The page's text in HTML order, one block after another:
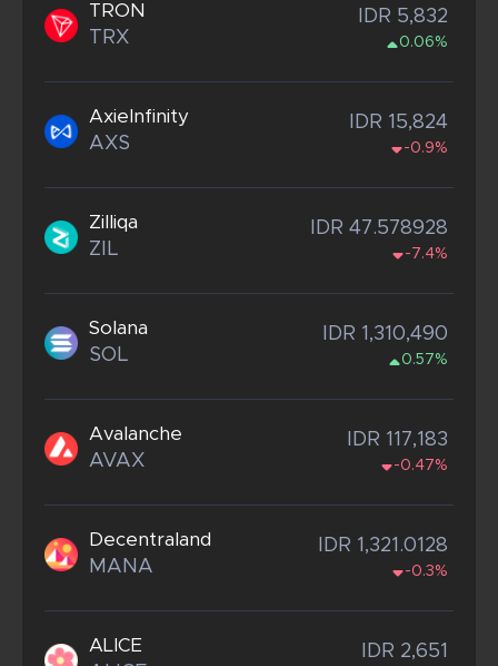
TRON
TRX
IDR 5,832
0.06%
AxieInfinity
AXS
IDR 15,824
-0.9%
Zilliqa
ZIL
IDR 47.578928
-7.4%
Solana
SOL
IDR 1,310,490
0.57%
Avalanche
AVAX
IDR 117,183
-0.47%
Decentraland
MANA
IDR 1,321.0128
-0.3%
ALICE IDR 2,651